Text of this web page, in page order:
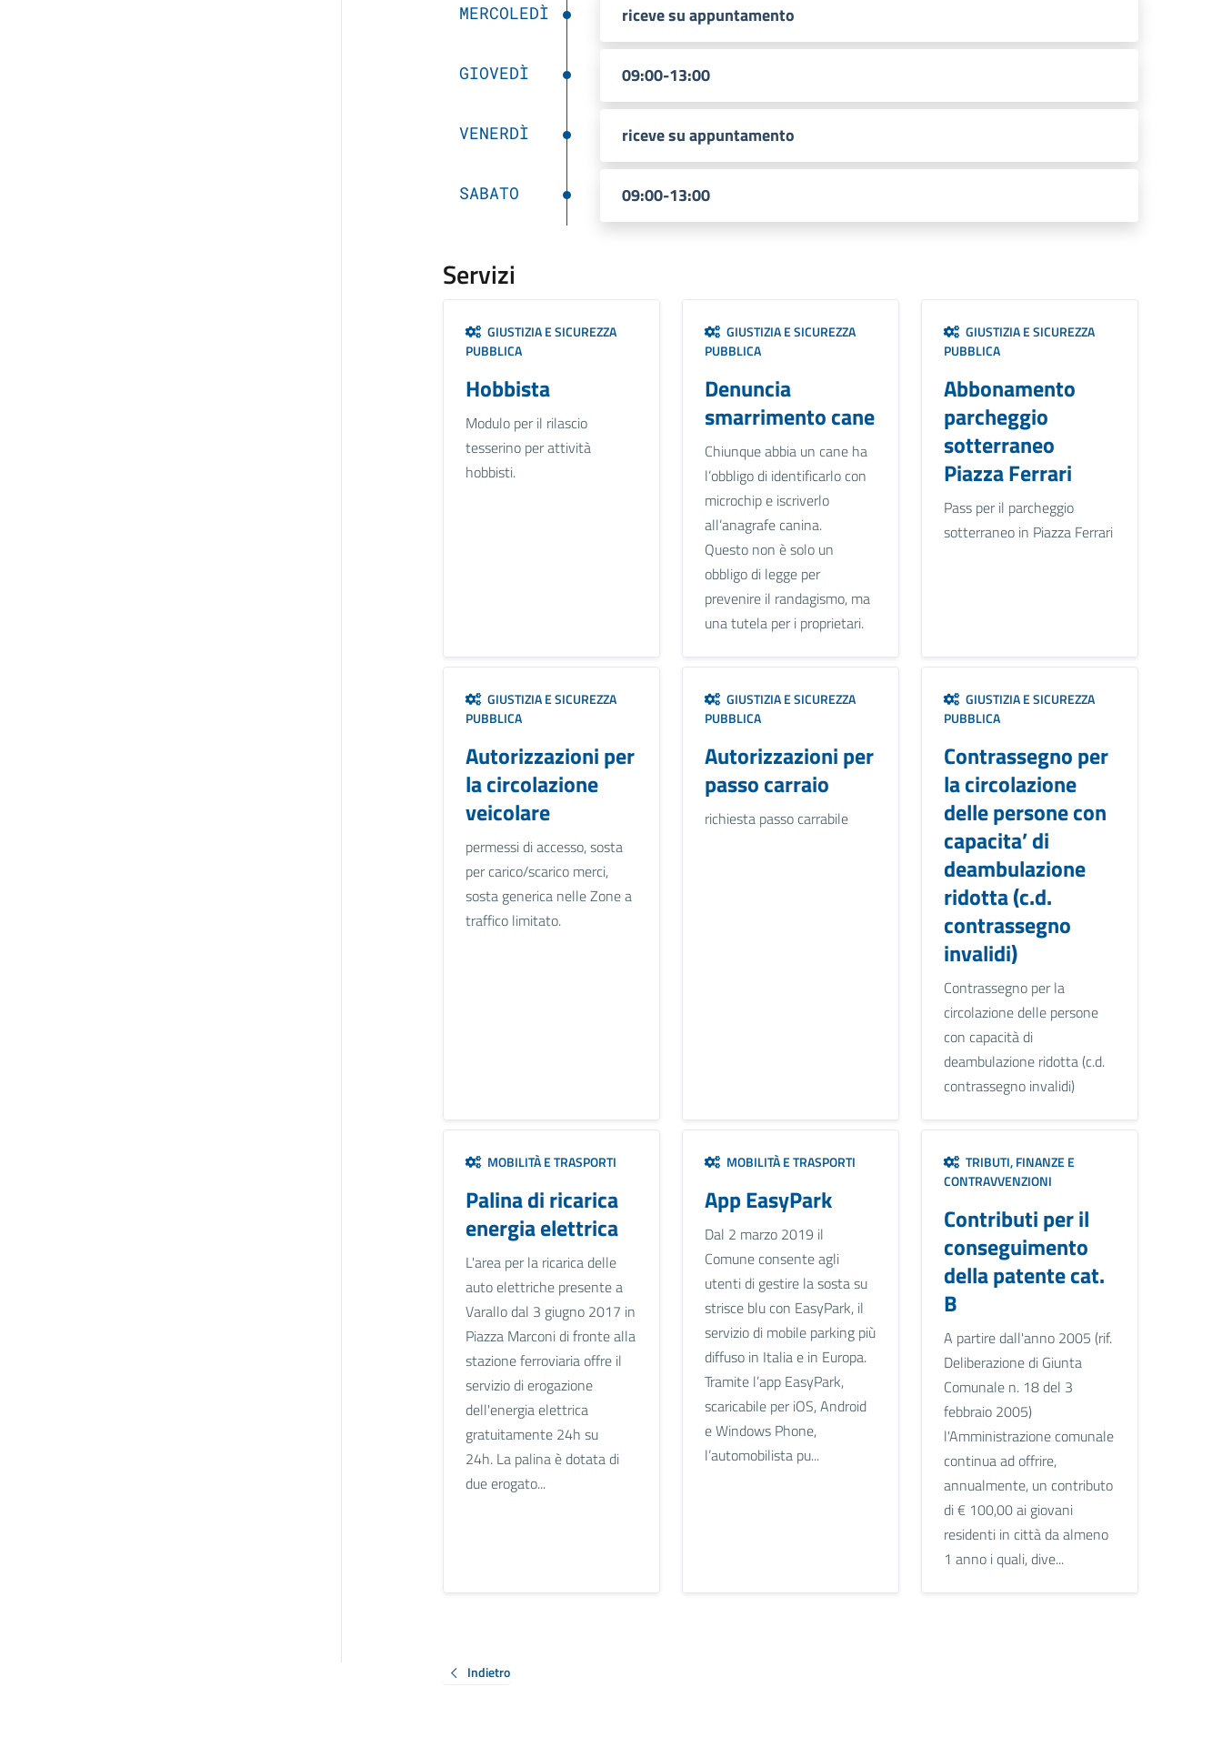
MERCOLEDÌ riceve su appuntamento
GIOVEDÌ 09:00-13:00
VENERDÌ riceve su appuntamento
SABATO 09:00-13:00
Servizi
GIUSTIZIA E SICUREZZA
PUBBLICA
Hobbista
Modulo per il rilascio
tesserino per attività
hobbisti.
GIUSTIZIA E SICUREZZA
PUBBLICA
Denuncia
smarrimento cane
Chiunque abbia un cane ha
l’obbligo di identificarlo con
microchip e iscriverlo
all’anagrafe canina.
Questo non è solo un
obbligo di legge per
prevenire il randagismo, ma
una tutela per i proprietari.
GIUSTIZIA E SICUREZZA
PUBBLICA
Abbonamento
parcheggio
sotterraneo
Piazza Ferrari
Pass per il parcheggio
sotterraneo in Piazza Ferrari
GIUSTIZIA E SICUREZZA
PUBBLICA
Autorizzazioni per
la circolazione
veicolare
permessi di accesso, sosta
per carico/scarico merci,
sosta generica nelle Zone a
traffico limitato.
GIUSTIZIA E SICUREZZA
PUBBLICA
Autorizzazioni per
passo carraio
richiesta passo carrabile
GIUSTIZIA E SICUREZZA
PUBBLICA
Contrassegno per
la circolazione
delle persone con
capacita’ di
deambulazione
ridotta (c.d.
contrassegno
invalidi)
Contrassegno per la
circolazione delle persone
con capacità di
deambulazione ridotta (c.d.
contrassegno invalidi)
MOBILITÀ E TRASPORTI
Palina di ricarica
energia elettrica
L'area per la ricarica delle
auto elettriche presente a
Varallo dal 3 giugno 2017 in
Piazza Marconi di fronte alla
stazione ferroviaria offre il
servizio di erogazione
dell'energia elettrica
gratuitamente 24h su
24h. La palina è dotata di
due erogato...
MOBILITÀ E TRASPORTI
App EasyPark
Dal 2 marzo 2019 il
Comune consente agli
utenti di gestire la sosta su
strisce blu con EasyPark, il
servizio di mobile parking più
diffuso in Italia e in Europa.
Tramite l’app EasyPark,
scaricabile per iOS, Android
e Windows Phone,
l’automobilista pu...
TRIBUTI, FINANZE E
CONTRAVVENZIONI
Contributi per il
conseguimento
della patente cat.
B
A partire dall'anno 2005 (rif.
Deliberazione di Giunta
Comunale n. 18 del 3
febbraio 2005)
l'Amministrazione comunale
continua ad offrire,
annualmente, un contributo
di € 100,00 ai giovani
residenti in città da almeno
1 anno i quali, dive...
Indietro